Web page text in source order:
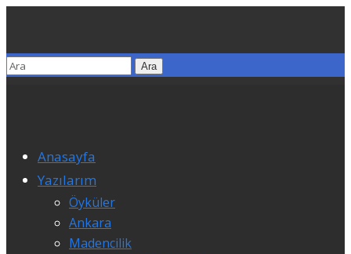
Anasayfa
Yazılarım
Öyküler
Ankara
Madencilik